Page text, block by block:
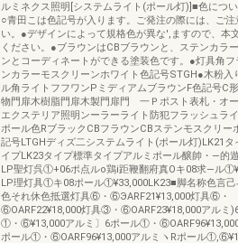
ルミネクス照明[システムライト(ポール灯)]■色につ
○青田こは色記号が入ります。ご発注の際には、ご注
い。●デザインによって規格色が異な',ますので、本
ください。●ブラウンはCBブラウンと、ステンカラ
ンとコーディネートができる塗装色です。●灯具角フ
ンカラーモスクリーンホワイト色記号STGH●木粉入
ル角ライトフフワンPミディアムブラウンF色記号C
物門扉木樹脂門扉木製門扉門 一Ｐポスト表札・オー
エクステリア照明ンーラーライト防犯フラッシュラ
ポール色RブラックCBフラウンCBステンモスクリー
記号LTGHディズ二システムライト(ポール灯)LK21タ
イプLK23タイプ標準タイプアルミポール醸帥・―的
LP聖灯呉①+06ポ点ルo鶏i距鞭翻府真Oキ08求―ル
LP理灯具①キ08ポール①¥33,000LK23■脚名称色言己
色それ休色抵選灯具⑥・⑥ЭARF21¥13,000灯具⑥・
⑥OARF22¥18,000灯具③・⑥OARF23¥18,000アルミ
①・⑥¥13,000アルミ〕6ポール①・
ポール①・⑥OARF96¥13,000アルミヽRポール